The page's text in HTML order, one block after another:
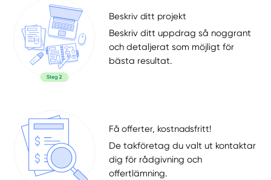
Beskriv ditt projekt
Beskriv ditt uppdrag så noggrant
och detaljerat som möjligt för
bästa resultat.
Få offerter, kostnadsfritt!
De takföretag du valt ut kontaktar
dig för rådgivning och
offertlämning.